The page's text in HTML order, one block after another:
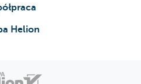
Helion